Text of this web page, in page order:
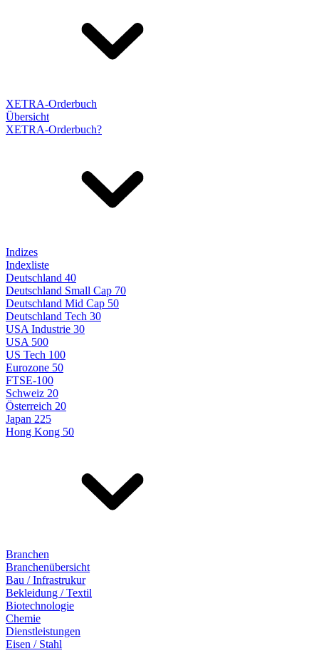
XETRA-Orderbuch
Übersicht
XETRA-Orderbuch?
Indizes
Indexliste
Deutschland 40
Deutschland Small Cap 70
Deutschland Mid Cap 50
Deutschland Tech 30
USA Industrie 30
USA 500
US Tech 100
Eurozone 50
FTSE-100
Schweiz 20
Österreich 20
Japan 225
Hong Kong 50
Branchen
Branchenübersicht
Bau / Infrastrukur
Bekleidung / Textil
Biotechnologie
Chemie
Dienstleistungen
Eisen / Stahl